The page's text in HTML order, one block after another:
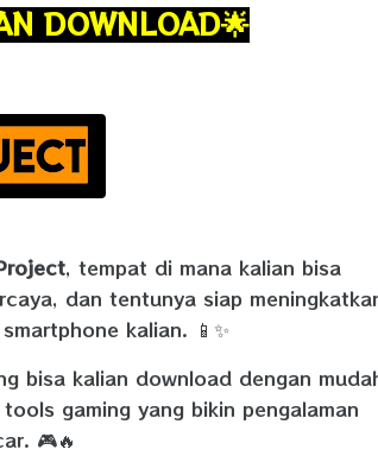
DOWNLOAD🌟
, tempat di mana kalian bisa
dan tentunya siap
kalian. 📱✨
bisa kalian download dengan
gaming yang bikin pengalaman
🎮🔥